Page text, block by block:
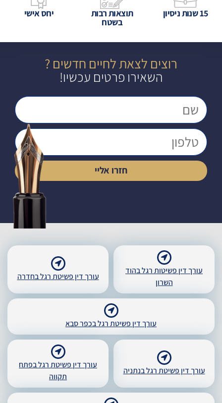
15 שנות ניסיון תוצאות רבות
בשטח
יחס אישי
רוצים לצאת לחיים חדשים ?
השאירו פרטים עכשיו!
חזרו אליי
עורך דין פשיטות רגל בהוד
השרון
עורך דין פשיטת רגל בחדרה
עורך דין פשיטת רגל בכפר סבא
עורך דין פשיטת רגל בנתניה
עורך דין פשיטת רגל בפתח
תקווה